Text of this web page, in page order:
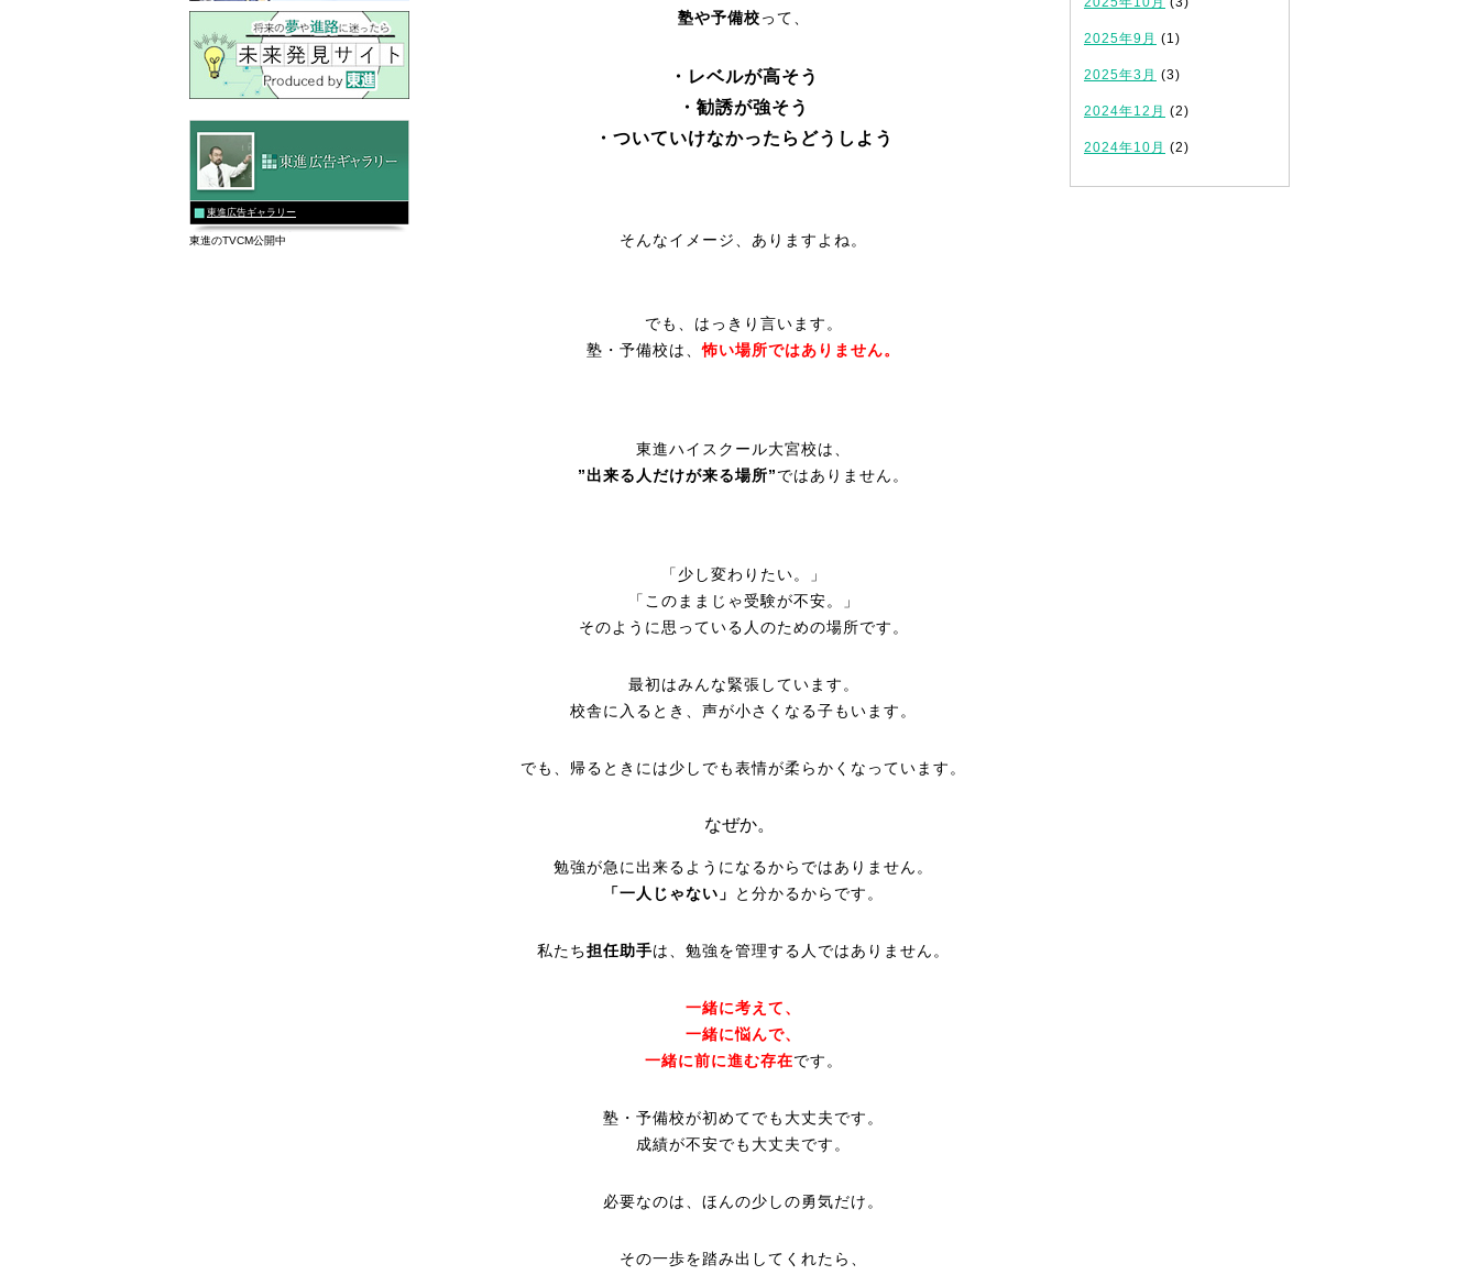
塾や予備校って、
・レベルが高そう
・勧誘が強そう
・ついていけなかったらどうしよう
そんなイメージ、ありますよね。
でも、はっきり言います。
塾・予備校は、怖い場所ではありません。
東進ハイスクール大宮校は、
”出来る人だけが来る場所”ではありません。
「少し変わりたい。」
「このままじゃ受験が不安。」
そのように思っている人のための場所です。
最初はみんな緊張しています。
校舎に入るとき、声が小さくなる子もいます。
でも、帰るときには少しでも表情が柔らかくなっています。
なぜか。
勉強が急に出来るようになるからではありません。
「一人じゃない」
と分かるからです。
私たち担任助手は、勉強を管理する人ではありません。
一緒に考えて、
一緒に悩んで、
一緒に前に進む存在です。
塾・予備校が初めてでも大丈夫です。
成績が不安でも大丈夫です。
必要なのは、ほんの少しの勇気だけ。
その一歩を踏み出してくれたら、
2025年9月 (1)
2025年3月 (3)
2024年12月 (2)
2024年10月 (2)
東進広告ギャラリー
東進のTVCM公開中